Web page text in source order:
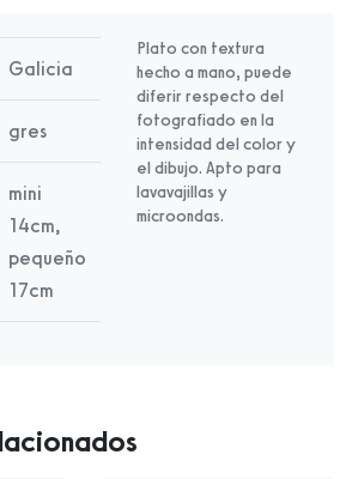
Galicia
gres
mini
14cm,
pequeño
17cm
Plato con textura
hecho a mano, puede
diferir respecto del
fotografiado en la
intensidad del color y
el dibujo. Apto para
lavavajillas y
microondas.